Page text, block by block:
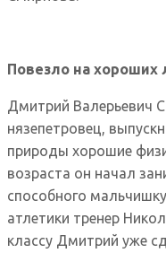
Повезло на хороших
Дмитрий Валерьевич
нязепетровец,
природы хорошие
возраста он начал
способного
атлетики тренер
классу Дмитрий уже